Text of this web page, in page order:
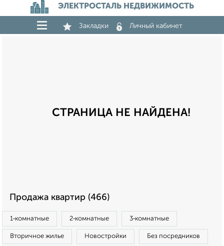
ЭЛЕКТРОСТАЛЬ НЕДВИЖИМОСТЬ
Закладки Личный кабинет
СТРАНИЦА НЕ НАЙДЕНА!
Продажа квартир (466)
1‑комнатные 2‑комнатные 3‑комнатные
Вторичное жилье Новостройки Без посредников